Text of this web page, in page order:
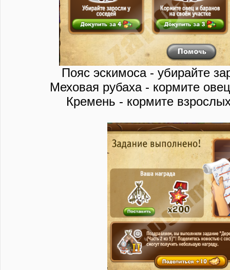
Пояс эскимоса - убирайте
Меховая рубаха - кормите
Кремень - кормите